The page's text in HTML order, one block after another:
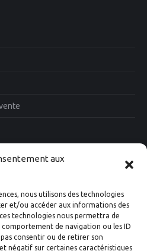
aux
nous utilisons des technologies
et/ou accéder aux informations des
technologies nous permettra de
de navigation ou les ID
consentir ou de retirer son
négatif sur certaines caractéristiques
en contact